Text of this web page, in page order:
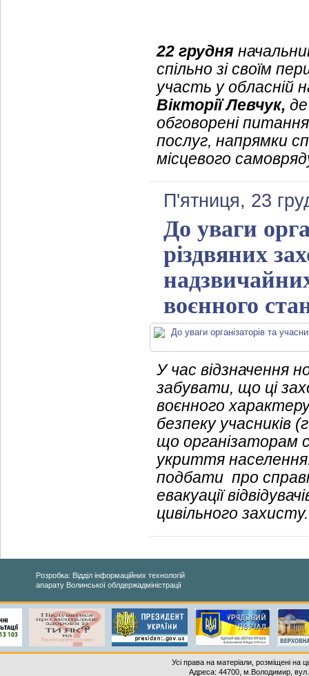
22 грудня
спільно зі своїм
участь у обласній
Вікторії Левчук,
обговорені
послуг, напрямки
місцевого
П'ятниця, 23
До уваги
різдвяних
воєнного
У час відзначення
забувати, що ці
воєнного
безпеку учасників
що організаторам
укриття
подбати про
евакуації
цивільного захисту.
Розробка: Відділ інформаційних технологій
апарату Волинської облдержадміністрації
Усі права на матеріали, розміщені на
Адреса: 44700, м.Володимир,